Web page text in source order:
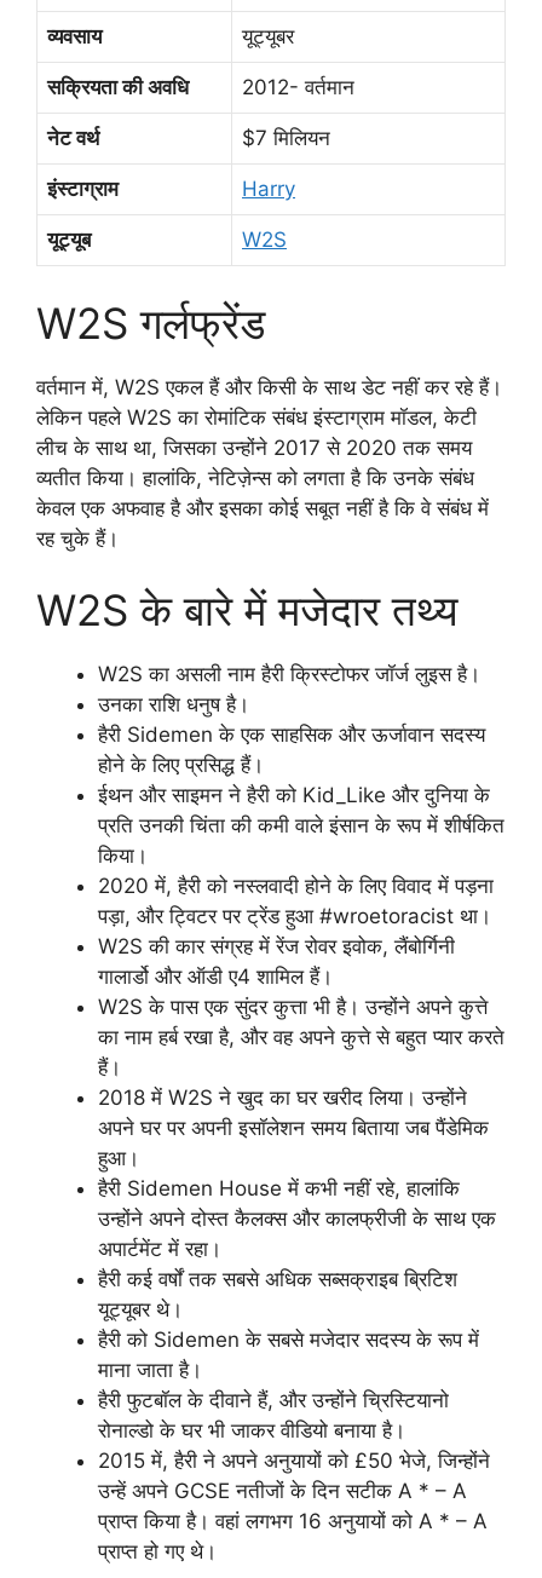
व्यवसाय यूट्यूबर
सक्रियता की अवधि 2012- वर्तमान
नेट वर्थ $7 मिलियन
इंस्टाग्राम Harry
यूट्यूब W2S
W2S गर्लफ्रेंड
वर्तमान में, W2S एकल हैं और किसी के साथ डेट नहीं कर रहे हैं।
लेकिन पहले W2S का रोमांटिक संबंध इंस्टाग्राम मॉडल, केटी
लीच के साथ था, जिसका उन्होंने 2017 से 2020 तक समय
व्यतीत किया। हालांकि, नेटिज़ेन्स को लगता है कि उनके संबंध
केवल एक अफवाह है और इसका कोई सबूत नहीं है कि वे संबंध में
रह चुके हैं।
W2S के बारे में मजेदार तथ्य
W2S का असली नाम हैरी क्रिस्टोफर जॉर्ज लुइस है।
उनका राशि धनुष है।
हैरी Sidemen के एक साहसिक और ऊर्जावान सदस्य
होने के लिए प्रसिद्ध हैं।
ईथन और साइमन ने हैरी को Kid_Like और दुनिया के
प्रति उनकी चिंता की कमी वाले इंसान के रूप में शीर्षकित
किया।
2020 में, हैरी को नस्लवादी होने के लिए विवाद में पड़ना
पड़ा, और ट्विटर पर ट्रेंड हुआ #wroetoracist था।
W2S की कार संग्रह में रेंज रोवर इवोक, लैंबोर्गिनी
गालार्डो और ऑडी ए4 शामिल हैं।
W2S के पास एक सुंदर कुत्ता भी है। उन्होंने अपने कुत्ते
का नाम हर्ब रखा है, और वह अपने कुत्ते से बहुत प्यार करते
हैं।
2018 में W2S ने खुद का घर खरीद लिया। उन्होंने
अपने घर पर अपनी इसॉलेशन समय बिताया जब पैंडेमिक
हुआ।
हैरी Sidemen House में कभी नहीं रहे, हालांकि
उन्होंने अपने दोस्त कैलक्स और कालफ्रीजी के साथ एक
अपार्टमेंट में रहा।
हैरी कई वर्षों तक सबसे अधिक सब्सक्राइब ब्रिटिश
यूट्यूबर थे।
हैरी को Sidemen के सबसे मजेदार सदस्य के रूप में
माना जाता है।
हैरी फुटबॉल के दीवाने हैं, और उन्होंने च्रिस्टियानो
रोनाल्डो के घर भी जाकर वीडियो बनाया है।
2015 में, हैरी ने अपने अनुयायों को £50 भेजे, जिन्होंने
उन्हें अपने GCSE नतीजों के दिन सटीक A * – A
प्राप्त किया है। वहां लगभग 16 अनुयायों को A * – A
प्राप्त हो गए थे।